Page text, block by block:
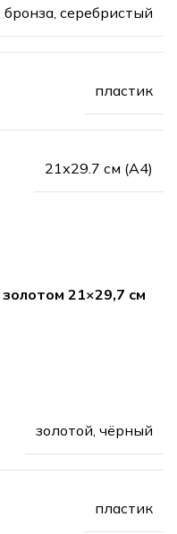
бронза, серебристый
пластик
21х29.7 см (А4)
21×29,7 см
золотой, чёрный
пластик